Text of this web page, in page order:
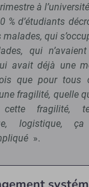
à
% d’étudiants
qui
qui
avait déjà une
que pour tous
fragilité, quelle
fragilité,
logistique,
».